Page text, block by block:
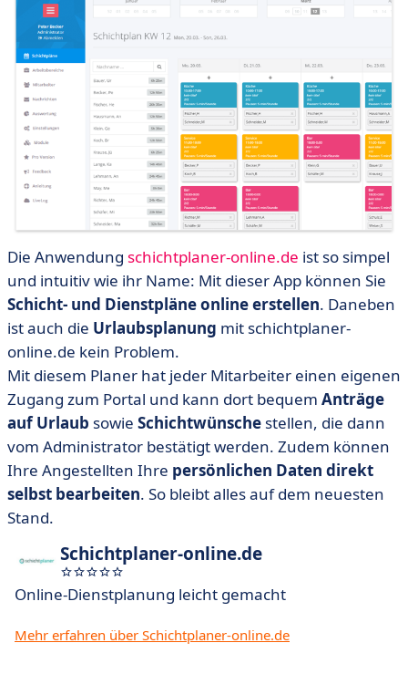
Die Anwendung schichtplaner-online.de ist so simpel
und intuitiv wie ihr Name: Mit dieser App können Sie
Schicht- und Dienstpläne online erstellen. Daneben
ist auch die Urlaubsplanung mit schichtplaner-
online.de kein Problem.
Mit diesem Planer hat jeder Mitarbeiter einen eigenen
Zugang zum Portal und kann dort bequem Anträge
auf Urlaub sowie Schichtwünsche stellen, die dann
vom Administrator bestätigt werden. Zudem können
Ihre Angestellten Ihre persönlichen Daten direkt
selbst bearbeiten. So bleibt alles auf dem neuesten
Stand.
Schichtplaner-online.de
Online-Dienstplanung leicht gemacht
Mehr erfahren über Schichtplaner-online.de